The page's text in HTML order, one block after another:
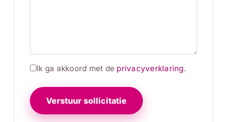
Ik ga akkoord met de privacyverklaring.
Verstuur sollicitatie